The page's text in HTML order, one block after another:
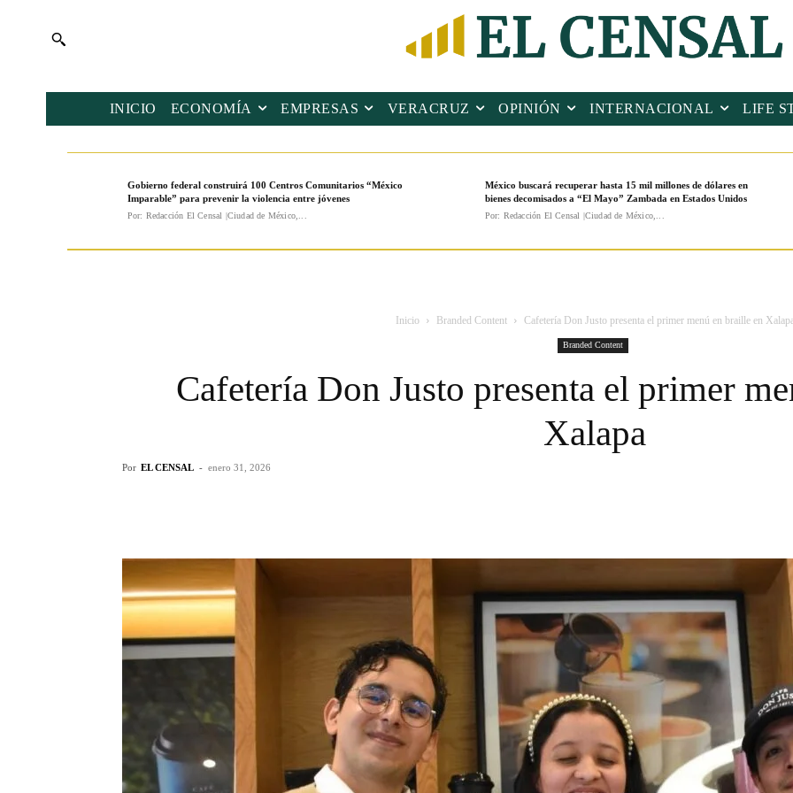
INICIO ECONOMÍA EMPRESAS VERACRUZ OPINIÓN INTERNACIONAL LIFE
Gobierno federal construirá 100 Centros Comunitarios “México
Imparable” para prevenir la violencia entre jóvenes
Por: Redacción El Censal |Ciudad de México,...
México buscará recuperar hasta 15 mil millones de dólares en
bienes decomisados a “El Mayo” Zambada en Estados Unidos
Por: Redacción El Censal |Ciudad de México,...
Inicio Branded Content Cafetería Don Justo presenta el primer menú en braille en
Branded Content
Cafetería Don Justo presenta el primer
Xalapa
Por EL CENSAL - enero 31, 2026